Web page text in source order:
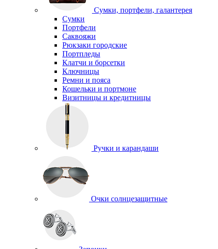
Сумки, портфели, галантерея
Сумки
Портфели
Саквояжи
Рюкзаки городские
Портпледы
Клатчи и борсетки
Ключницы
Ремни и пояса
Кошельки и портмоне
Визитницы и кредитницы
Ручки и карандаши
Очки солнцезащитные